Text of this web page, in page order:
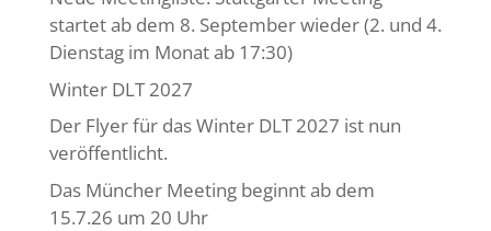
startet ab dem 8. September wieder (2. und 4.
Dienstag im Monat ab 17:30)
Winter DLT 2027
Der Flyer für das Winter DLT 2027 ist nun
veröffentlicht.
Das Müncher Meeting beginnt ab dem
15.7.26 um 20 Uhr